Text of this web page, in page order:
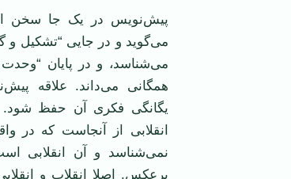
پیش‌نویس در یک جا سخن از
می‌گوید و در جایی “تشکیل و
می‌شناسد، و در پایان “وحدت
همگانی می‌داند. علاقه
یگانگی فکری آن حفظ
انقلابی از آنجاست که در
نمی‌شناسد و آن انقلابی
بر‌عکس. اصلا انقلاب و